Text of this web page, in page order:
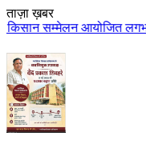
ताज़ा ख़बर
87.21 करोड़ लागत